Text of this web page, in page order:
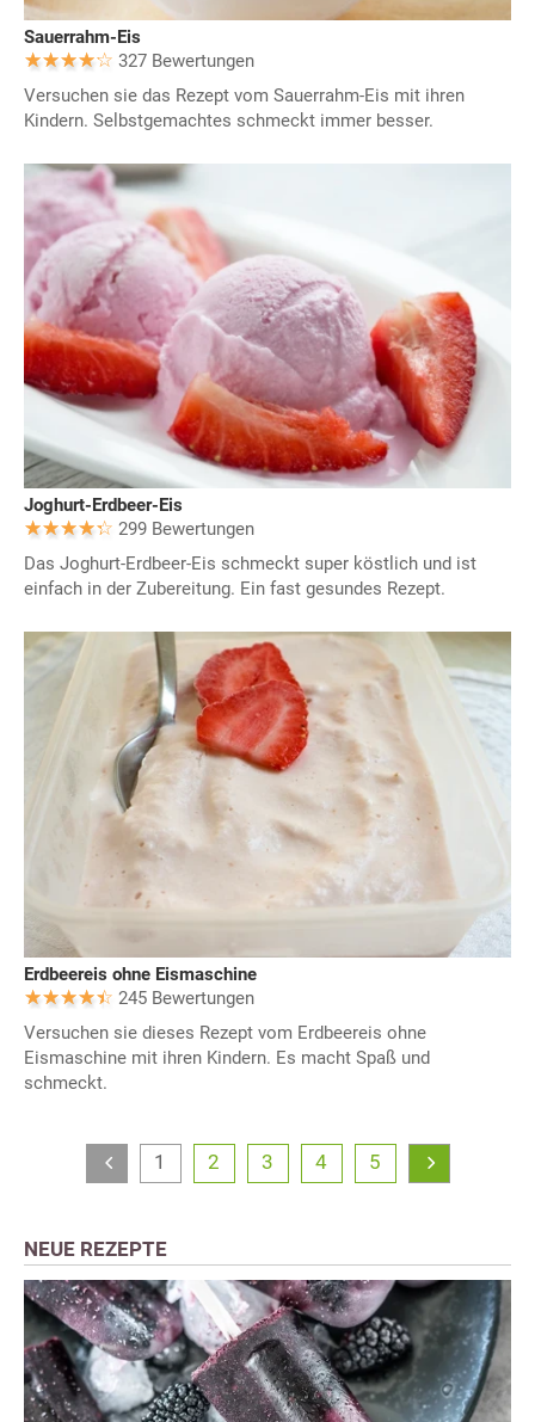
Sauerrahm-Eis
327 Bewertungen
Versuchen sie das Rezept vom Sauerrahm-Eis mit ihren
Kindern. Selbstgemachtes schmeckt immer besser.
Joghurt-Erdbeer-Eis
299 Bewertungen
Das Joghurt-Erdbeer-Eis schmeckt super köstlich und ist
einfach in der Zubereitung. Ein fast gesundes Rezept.
Erdbeereis ohne Eismaschine
245 Bewertungen
Versuchen sie dieses Rezept vom Erdbeereis ohne
Eismaschine mit ihren Kindern. Es macht Spaß und
schmeckt.
1 2 3 4 5
NEUE REZEPTE